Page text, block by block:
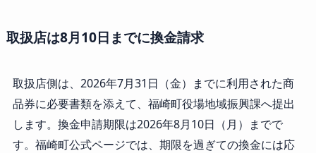
取扱店は8月10日までに換金請求
取扱店側は、2026年7月31日（金）までに利用された商
品券に必要書類を添えて、福崎町役場地域振興課へ提出
します。換金申請期限は2026年8月10日（月）までで
す。福崎町公式ページでは、期限を過ぎての換金には応